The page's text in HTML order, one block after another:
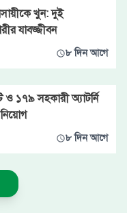
খুন: দুই
যাবজ্জীবন
৮ দিন আগে
১৭৯ সহকারী অ্যাটর্নি
৮ দিন আগে